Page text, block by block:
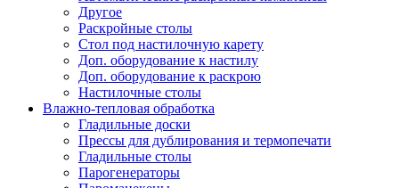
Другое
Раскройные столы
Стол под настилочную карету
Доп. оборудование к настилу
Доп. оборудование к раскрою
Настилочные столы
Влажно-тепловая обработка
Гладильные доски
Прессы для дублирования и термопечати
Гладильные столы
Парогенераторы